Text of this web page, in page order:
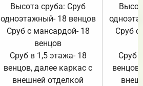
Высота сруба: Сруб
одноэтажный- 18 венцов
Сруб с мансардой- 18
венцов
Сруб в 1,5 этажа- 18
венцов, далее каркас с
внешней отделкой
Сруб с
Сруб